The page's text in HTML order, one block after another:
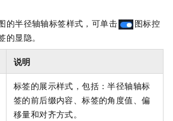
的半径轴轴标签样式，可单击
图标控
的显隐。
说明
标签的展示样式，包括：半径轴轴标
签的前后缀内容、标签的角度值、偏
移量和对齐方式。